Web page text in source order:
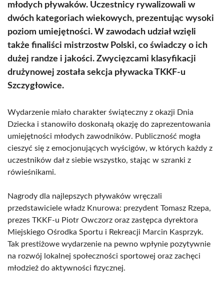
młodych pływaków. Uczestnicy rywalizowali w
dwóch kategoriach wiekowych, prezentując wysoki
poziom umiejętności. W zawodach udział wzięli
także finaliści mistrzostw Polski, co świadczy o ich
dużej randze i jakości. Zwycięzcami klasyfikacji
drużynowej została sekcja pływacka TKKF-u
Szczygłowice.
Wydarzenie miało charakter świąteczny z okazji Dnia
Dziecka i stanowiło doskonałą okazję do zaprezentowania
umiejętności młodych zawodników. Publiczność mogła
cieszyć się z emocjonujących wyścigów, w których każdy z
uczestników dał z siebie wszystko, stając w szranki z
rówieśnikami.
Nagrody dla najlepszych pływaków wręczali
przedstawiciele władz Knurowa: prezydent Tomasz Rzepa,
prezes TKKF-u Piotr Owczorz oraz zastępca dyrektora
Miejskiego Ośrodka Sportu i Rekreacji Marcin Kasprzyk.
Tak prestiżowe wydarzenie na pewno wpłynie pozytywnie
na rozwój lokalnej społeczności sportowej oraz zachęci
młodzież do aktywności fizycznej.